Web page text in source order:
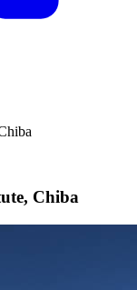
Chiba